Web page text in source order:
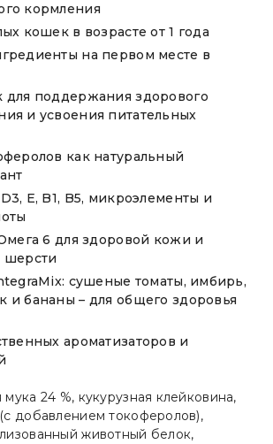
кормления
кошек в возрасте от 1 года
на первом месте в
для поддержания здорового
и усвоения питательных
как натуральный
E, B1, B5, микроэлементы и
6 для здоровой кожи и
шерсти
сушеные томаты, имбирь,
и бананы – для общего здоровья
ароматизаторов и
мука 24 %, кукурузная клейковина,
добавлением токоферолов),
животный белок,